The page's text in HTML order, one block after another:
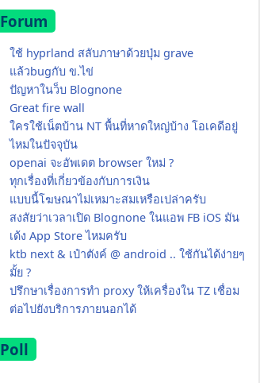
Forum
ใช้ hyprland สลับภาษาด้วยปุ่ม grave
แล้วbugกับ ข.ไข่
ปัญหาในว็บ Blognone
Great fire wall
ใครใช้เน็ตบ้าน NT พื้นที่หาดใหญ่บ้าง โอเคดีอยู่
ไหมในปัจจุบัน
openai จะอัพเดต browser ใหม่ ?
ทุกเรื่องที่เกี่ยวข้องกับการเงิน
แบบนี้โฆษณาไม่เหมาะสมเหรือเปล่าครับ
สงสัยว่าเวลาเปิด Blognone ในแอพ FB iOS มัน
เด้ง App Store ไหมครับ
ktb next & เป๋าตังค์ @ android .. ใช้กันได้ง่ายๆ
มั้ย ?
ปรึกษาเรื่องการทำ proxy ให้เครื่องใน TZ เชื่อม
ต่อไปยังบริการภายนอกได้
Poll